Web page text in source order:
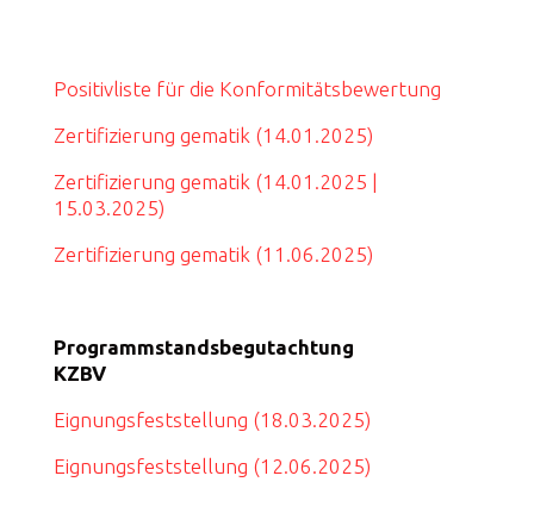
Positivliste für die Konformitätsbewertung
Zertifizierung gematik (14.01.2025)
Zertifizierung gematik (14.01.2025 |
15.03.2025)
Zertifizierung gematik (11.06.2025)
Programmstandsbegutachtung
KZBV
Eignungsfeststellung (18.03.2025)
Eignungsfeststellung (12.06.2025)